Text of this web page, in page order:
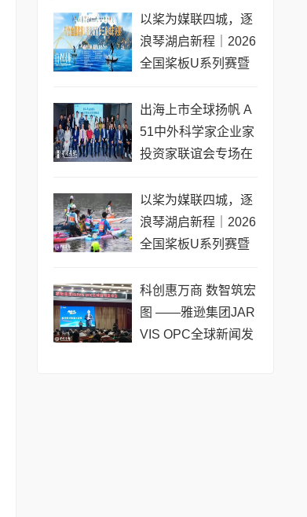
以桨为媒联四城，逐
浪琴湖启新程｜2026
全国桨板U系列赛暨
公开赛（常熟站）即
将开赛
出海上市全球扬帆 A
51中外科学家企业家
投资家联谊会专场在
业境外上市多元服务
以桨为媒联四城，逐
浪琴湖启新程｜2026
全国桨板U系列赛暨
公开赛（常熟站）即
将热力
科创惠万商 数智筑宏
图 ——雅逊集团JAR
VIS OPC全球新闻发